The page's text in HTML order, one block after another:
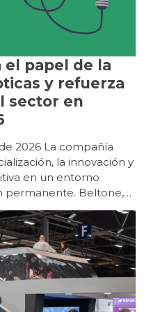
papel de la
y refuerza
sector en
2026 La compañía
la innovación y
en un entorno
Beltone,
su
2026 como uno
de la audiología
en un momento clave
a reunir, en la edición
cualificado y ha